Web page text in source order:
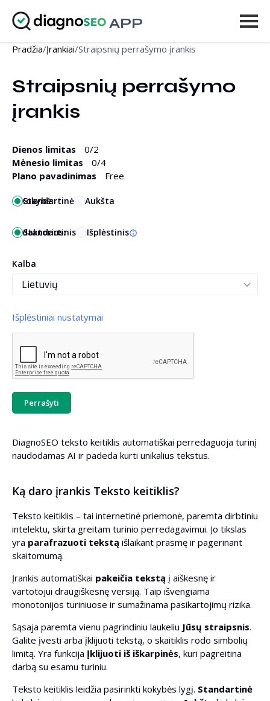
APP
Įrankiai
Kainodara
Daugiau
ATNAUJINTI
Pradžia/Įrankiai/Straipsnių perrašymo įrankis
Straipsnių perrašymo
įrankis
Dienos limitas 0/2
Mėnesio limitas
0/4
Plano pavadinimas
Free
Kokybė:
Standartinė Aukšta
Redaktorius:
Standartinis Išplėstinis
Kalba
Išplėstiniai nustatymai
Pasirinktinis tono pobūdis
Pridėti įžangą
Padalyti tekstą į pastraipas iki 100 žodžių kiekvienoje
pastraipoje
Pridėti HTML formatavimą
Atskirkite pastraipas antraštėmis >
Perrašyti
DiagnoSEO teksto keitiklis automatiškai perredaguoja turinį
naudodamas AI ir padeda kurti unikalius tekstus.
Ką daro įrankis Teksto keitiklis?
Teksto keitiklis – tai internetinė priemonė, paremta dirbtiniu
intelektu, skirta greitam turinio perredagavimui. Jo tikslas
yra parafrazuoti tekstą išlaikant prasmę ir pagerinant
skaitomumą.
Įrankis automatiškai pakeičia tekstą į aiškesnę ir
vartotojui draugiškesnę versiją. Taip išvengiama
monotonijos turiniuose ir sumažinama pasikartojimų rizika.
Sąsaja paremta vienu pagrindiniu laukeliu Jūsų straipsnis.
Galite įvesti arba įklijuoti tekstą, o skaitiklis rodo simbolių
limitą. Yra funkcija Įklijuoti iš iškarpinės, kuri pagreitina
darbą su esamu turiniu.
Teksto keitiklis leidžia pasirinkti kokybės lygį. Standartinė